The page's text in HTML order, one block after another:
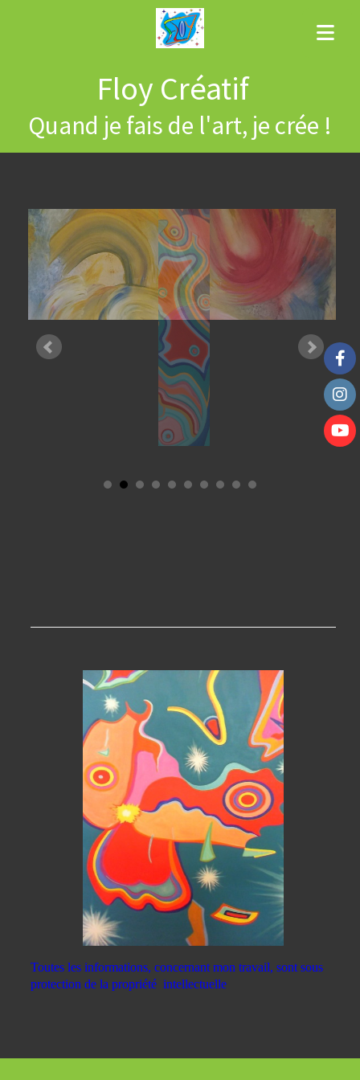
Floy Créatif
Quand je fais de l'art, je crée !
Toutes les informations, concernant mon travail, sont sous
protection de la propriété intellectuelle